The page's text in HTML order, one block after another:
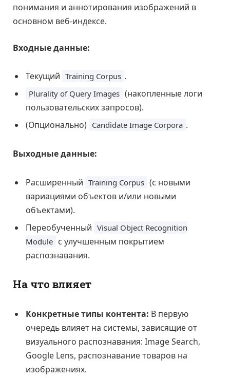
понимания и аннотирования изображений в
основном веб-индексе.
Входные данные:
Текущий Training Corpus .
Plurality of Query Images (накопленные логи
пользовательских запросов).
(Опционально) Candidate Image Corpora .
Выходные данные:
Расширенный Training Corpus (с новыми
вариациями объектов и/или новыми
объектами).
Переобученный Visual Object Recognition
Module с улучшенным покрытием
распознавания.
На что влияет
Конкретные типы контента: В первую
очередь влияет на системы, зависящие от
визуального распознавания: Image Search,
Google Lens, распознавание товаров на
изображениях.